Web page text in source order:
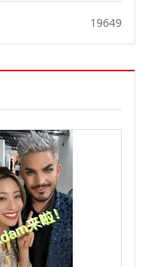
19649